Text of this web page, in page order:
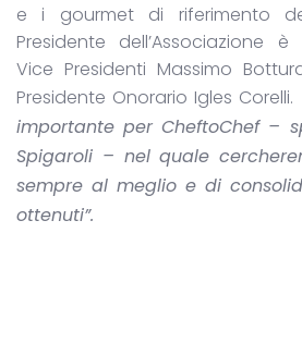
e i gourmet di riferimento
Presidente dell’Associazione è
Vice Presidenti Massimo
Presidente Onorario Igles
importante per CheftoChef –
Spigaroli – nel quale
sempre al meglio e di
ottenuti”.